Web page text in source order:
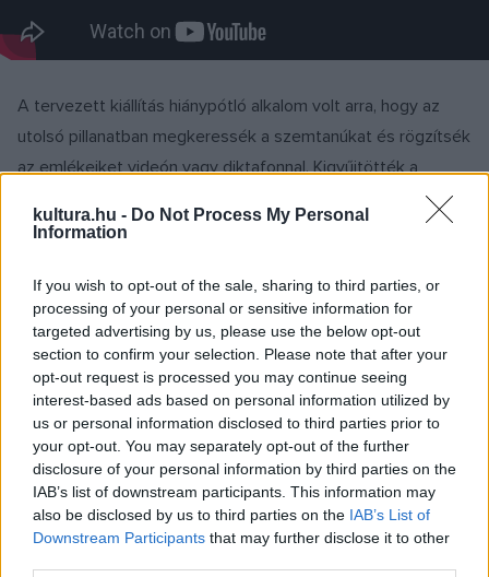
kultura.hu - Do Not Process My Personal
Information
If you wish to opt-out of the sale, sharing to third parties, or
processing of your personal or sensitive information for
targeted advertising by us, please use the below opt-out
section to confirm your selection. Please note that after your
opt-out request is processed you may continue seeing
interest-based ads based on personal information utilized by
us or personal information disclosed to third parties prior to
your opt-out. You may separately opt-out of the further
disclosure of your personal information by third parties on the
IAB’s list of downstream participants. This information may
also be disclosed by us to third parties on the IAB’s List of
Downstream Participants that may further disclose it to other
A tervezett kiállítás hiánypótló alkalom volt arra, hogy az
utolsó pillanatban megkeressék a szemtanúkat és rögzítsék
az emlékeiket videón vagy diktafonnal. Kigyűjtötték a
korabeli országos és helyi sajtó kapcsolódó írásait, valamint
a helyben forgatott filmeket. Kutattak a Gödöllői Városi
adattárában. Néhány diákkal felkeresték a Hadtörténelmi
Levéltárat is a magyar honvédségi iratanyag átnézése
céljából. A diákokkal való közös munkát kezdettől fogva
kommunikálták a helyi és a közösségi médiában, így a
Facebookon való jelenlétet is információszerzésre
használhatták: szemtanúkat, tárgyakat, történeteket,
riportalanyokat találtak ilyen módon, például a Gödöllő
anno FB-csoport segítségével. A kiállítás emiatt igén széles
körű helyi támogatottságot élvezett, több korosztály
érezhette magáénak.